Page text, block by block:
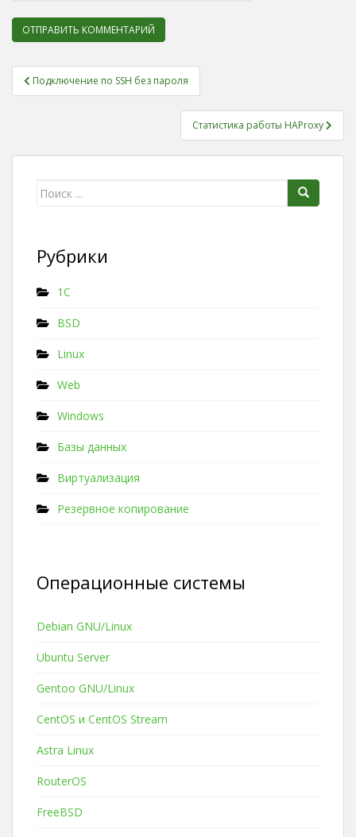
Навигация по записям
Подключение по SSH без пароля
Статистика работы HAProxy
Поиск для:
Рубрики
1C
BSD
Linux
Web
Windows
Базы данных
Виртуализация
Резервное копирование
Операционные системы
Debian GNU/Linux
Ubuntu Server
Gentoo GNU/Linux
CentOS и CentOS Stream
Astra Linux
RouterOS
FreeBSD